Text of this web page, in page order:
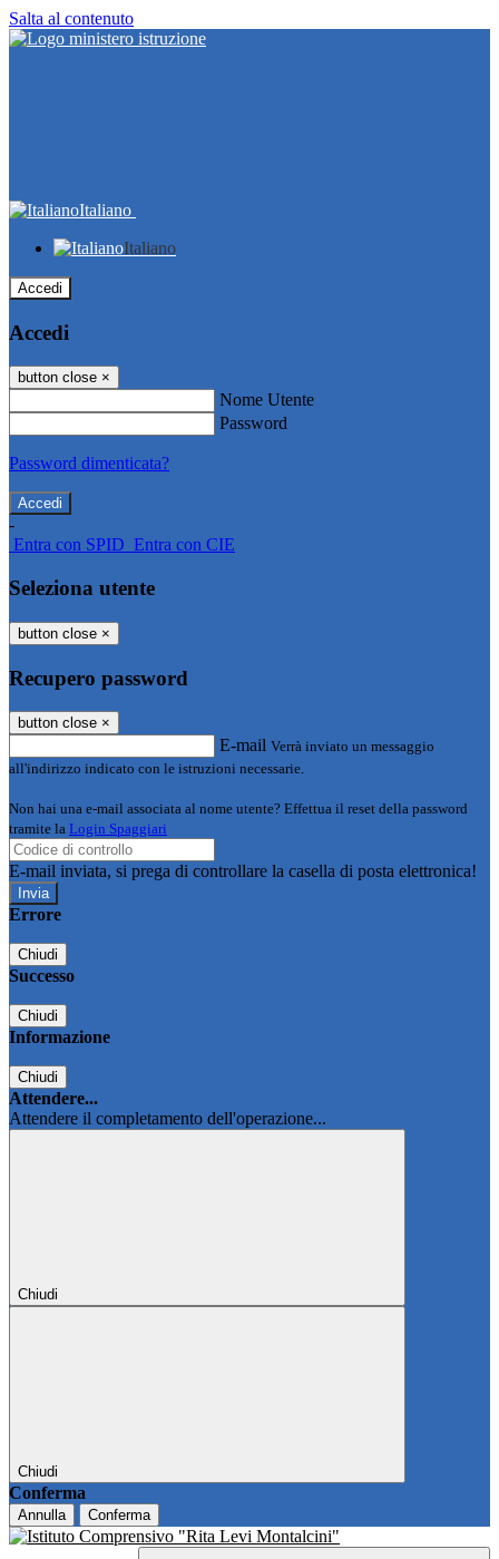
Salta al contenuto
Italiano
Italiano
Accedi
Accedi
button close ×
Nome Utente
Password
Password dimenticata?
-
Entra con SPID Entra con CIE
Seleziona utente
button close ×
Recupero password
button close ×
E-mail Verrà inviato un messaggio
all'indirizzo indicato con le istruzioni necessarie.
Non hai una e-mail associata al nome utente? Effettua il reset della password
tramite la Login Spaggiari
E-mail inviata, si prega di controllare la casella di posta elettronica!
Errore
Chiudi
Successo
Chiudi
Informazione
Chiudi
Attendere...
Attendere il completamento dell'operazione...
Chiudi
Chiudi
Conferma
Annulla Conferma